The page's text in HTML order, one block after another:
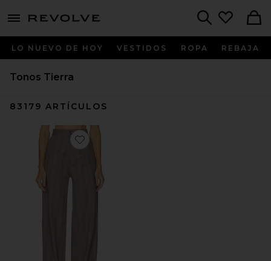
menu - shows more content
LO NUEVO DE HOY VESTIDOS ROPA REBAJA
Tonos Tierra
83179 ARTÍCULOS
Favorite PANTALONES